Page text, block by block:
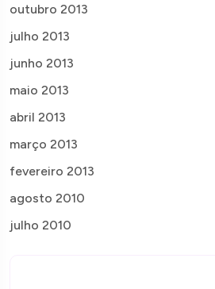
outubro 2013
julho 2013
junho 2013
maio 2013
abril 2013
março 2013
fevereiro 2013
agosto 2010
julho 2010